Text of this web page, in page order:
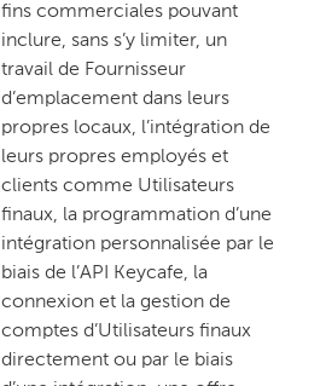
fins commerciales pouvant
inclure, sans s’y limiter, un
travail de Fournisseur
d’emplacement dans leurs
propres locaux, l’intégration de
leurs propres employés et
clients comme Utilisateurs
finaux, la programmation d’une
intégration personnalisée par le
biais de l’API Keycafe, la
connexion et la gestion de
comptes d’Utilisateurs finaux
directement ou par le biais